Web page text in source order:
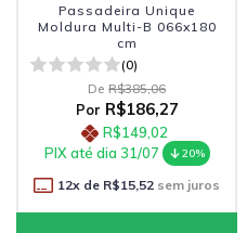
Passadeira Unique
Moldura Multi-B 066x180
cm
(0)
De R$385,06
Por R$186,27
R$149,02
PIX até dia 31/07
20%
12x de R$15,52 sem juros